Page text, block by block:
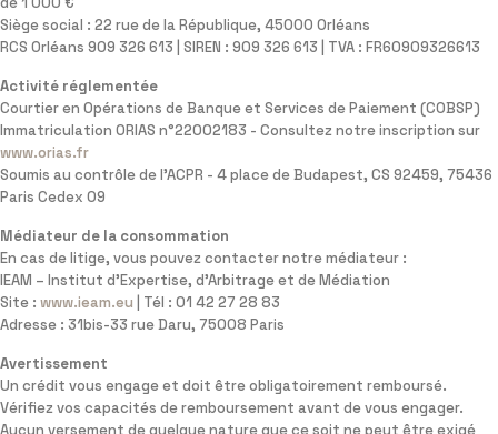
Siège social : 22 rue de la République, 45000 Orléans
RCS Orléans 909 326 613 | SIREN : 909 326 613 | TVA : FR60909326613
Activité réglementée
Courtier en Opérations de Banque et Services de Paiement (COBSP)
Immatriculation ORIAS n°22002183 - Consultez notre inscription sur
www.orias.fr
Soumis au contrôle de l'ACPR - 4 place de Budapest, CS 92459, 75436
Paris Cedex 09
Médiateur de la consommation
En cas de litige, vous pouvez contacter notre médiateur :
IEAM – Institut d'Expertise, d'Arbitrage et de Médiation
Site : www.ieam.eu | Tél : 01 42 27 28 83
Adresse : 31bis-33 rue Daru, 75008 Paris
Avertissement
Un crédit vous engage et doit être obligatoirement remboursé.
Vérifiez vos capacités de remboursement avant de vous engager.
Aucun versement de quelque nature que ce soit ne peut être exigé